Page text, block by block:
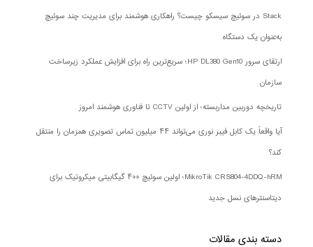
Stack در سوئیچ سیسکو چیست؟ راهکاری هوشمند برای مدیریت چند سوئیچ
به‌عنوان یک دستگاه
ارتقای سرور HP DL380 Gen10؛ سریع‌ترین راه برای افزایش عملکرد زیرساخت
سازمان
تاریخچه دوربین مداربسته؛ از اولین CCTV تا فناوری هوشمند امروز
آیا واقعاً یک کابل فیبر نوری می‌تواند ۴۴ میلیون تماس تصویری همزمان را منتقل
کند؟
MikroTik CRS804-4DDQ-hRM؛ اولین سوئیچ ۴۰۰ گیگابیتی میکروتیک برای
دیتاسنترهای نسل جدید
دسته بندی‌ مقالات